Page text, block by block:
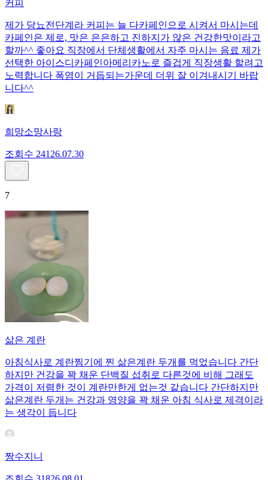
커피
제가 당뇨전단계라 커피는 늘 다카페인으로 시켜서 마시는데
카페인은 제로, 맛은 은은하고 진하지가 않은 건강한맛이라고
할까^^ 좋아요 직장에서 단체생활에서 자주 마시는 음료 제가
선택한 아이스디카페인아메리카노로 즐겁게 직장생활 할려고
노력합니다 폭염이 거듭되는가운데 더위 잘 이겨내시기 바랍
니다^^
희망소망사랑
조회수 241 26.07.30
7
삶은 계란
아침식사로 계란찜기에 찐 삶은계란 두개를 먹었습니다 간단
하지만 건강을 꽉 채운 단백질 섭취로 다른것에 비해 그래도
가격이 저렴한 것이 계란만한게 없는것 같습니다 간단하지만
삶은계란 두개는 건강과 영양을 꽉 채운 아침 식사로 제격이라
는 생각이 듭니다
짱수지니